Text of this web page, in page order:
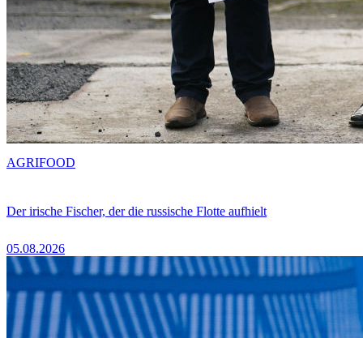
Der irische Fischer, der die russische Flotte aufhielt
05.08.2026
AGRIFOOD